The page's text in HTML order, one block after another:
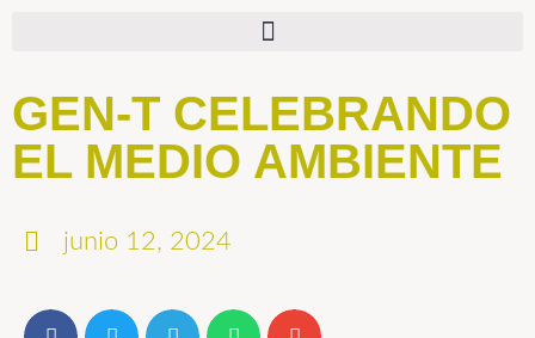
GEN-T CELEBRANDO
EL MEDIO AMBIENTE
junio 12, 2024